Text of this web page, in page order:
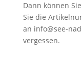
Dann können
Sie die
an info@see-
vergessen.